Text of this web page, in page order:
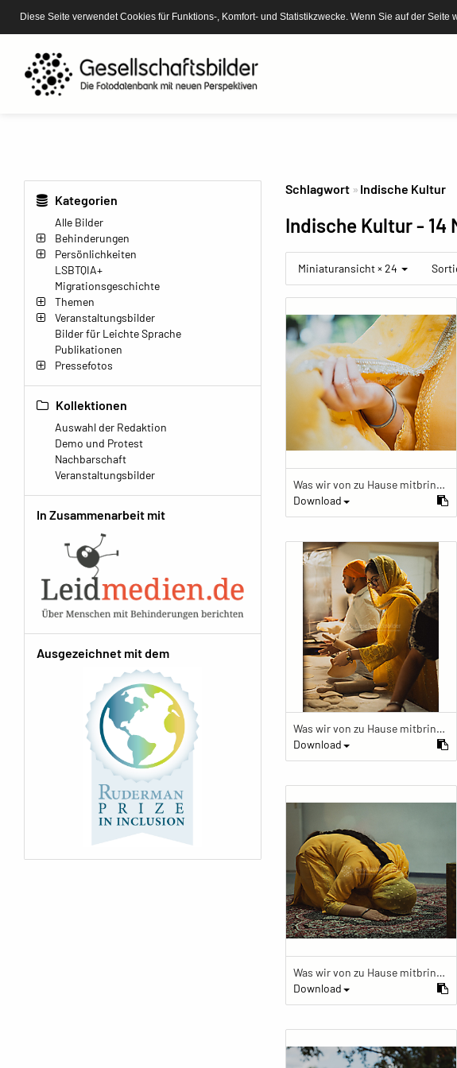
Diese Seite verwendet Cookies für Funktions-, Komfort- und Statistikzwecke. Wenn Sie auf der
Kategorien
Alle Bilder
Behinderungen
Persönlichkeiten
LSBTQIA+
Migrationsgeschichte
Themen
Veranstaltungsbilder
Bilder für Leichte Sprache
Publikationen
Pressefotos
Kollektionen
Auswahl der Redaktion
Demo und Protest
Nachbarschaft
Veranstaltungsbilder
In Zusammenarbeit mit
Ausgezeichnet mit dem
Schlagwort Indische Kultur
Indische Kultur- 14
Miniaturansicht × 24
Was wir von zu Hause mitbringen
Download
Was wir von zu Hause mitbringen
Download
Was wir von zu Hause mitbringen
Download